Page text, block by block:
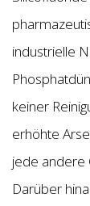
industrielle
keiner
erhöhte
jede andere
Darüber